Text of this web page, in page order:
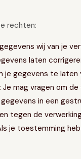
rechten:
wij van je
laten
je gegevens te laten
Je mag vragen om
in een
tegen de
je toestemming